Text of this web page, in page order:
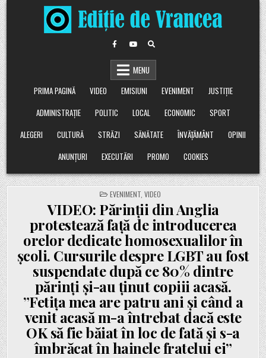
Skip
to
content
MENU
PRIMA PAGINĂ
VIDEO EMISIUNI EVENIMENT
JUSTIȚIE
ADMINISTRAȚIE
POLITIC LOCAL ECONOMIC
SPORT
ALEGERI
CULTURĂ STRĂZI SĂNĂTATE ÎNVĂȚĂMÂNT
OPINII
ANUNȚURI
EXECUTĂRI PROMO COOKIES
POSTED
IN
EVENIMENT, VIDEO
VIDEO: Părinții din Anglia
protestează față de introducerea
orelor dedicate homosexualilor în
școli. Cursurile despre LGBT au fost
suspendate după ce 80% dintre
părinți și-au ținut copiii acasă.
”Fetița mea are patru ani și când a
venit acasă m-a întrebat dacă este
OK să fie băiat în loc de fată și s-a
îmbrăcat în hainele fratelui ei”